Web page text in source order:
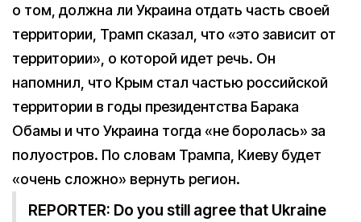
о том, должна ли Украина отдать часть своей
территории, Трамп сказал, что «это зависит от
территории», о которой идет речь. Он
напомнил, что Крым стал частью российской
территории в годы президентства Барака
Обамы и что Украина тогда «не боролась» за
полуостров. По словам Трампа, Киеву будет
«очень сложно» вернуть регион.
REPORTER: Do you still agree that Ukraine